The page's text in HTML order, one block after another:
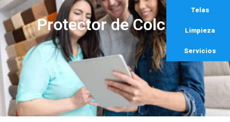
Telas
Limpieza
Servicios
Protector de Colchon